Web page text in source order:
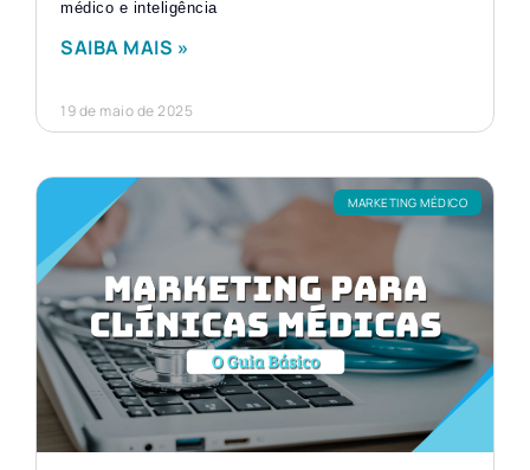
médico e inteligência
SAIBA MAIS »
19 de maio de 2025
MARKETING MÉDICO